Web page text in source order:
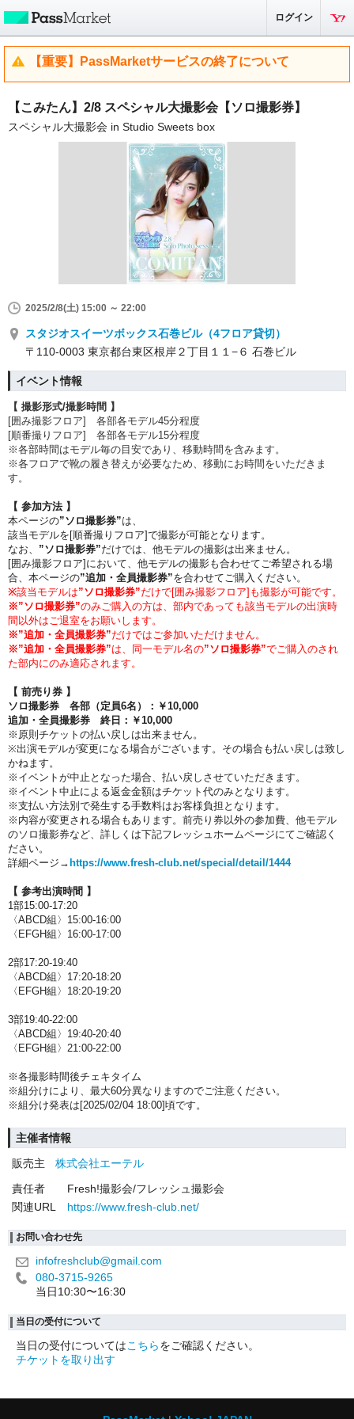
ログイン
【重要】PassMarketサービスの終了について
【こみたん】2/8 スペシャル大撮影会【ソロ撮影券】
スペシャル大撮影会 in Studio Sweets box
2025/2/8(土) 15:00 ～ 22:00
スタジオスイーツボックス石巻ビル（4フロア貸切）
〒110-0003 東京都台東区根岸２丁目１１−６ 石巻ビル
イベント情報
【 撮影形式/撮影時間 】
[囲み撮影フロア] 各部各モデル45分程度
[順番撮りフロア] 各部各モデル15分程度
※各部時間はモデル毎の目安であり、移動時間を含みます。
※各フロアで靴の履き替えが必要なため、移動にお時間をいただきま
す。
【 参加方法 】
本ページの”ソロ撮影券”は、
該当モデルを[順番撮りフロア]で撮影が可能となります。
なお、 ”ソロ撮影券”だけでは、他モデルの撮影は出来ません。
[囲み撮影フロア]において、他モデルの撮影も合わせてご希望される場
合、本ページの”追加・全員撮影券”を合わせてご購入ください。
※該当モデルは”ソロ撮影券”だけで[囲み撮影フロア]も撮影が可能です。
※”ソロ撮影券”のみご購入の方は、部内であっても該当モデルの出演時
間以外はご退室をお願いします。
※”追加・全員撮影券”だけではご参加いただけません。
※”追加・全員撮影券”は、同一モデル名の”ソロ撮影券”でご購入のされ
た部内にのみ適応されます。
【 前売り券 】
ソロ撮影券 各部（定員6名）： ￥10,000
追加・全員撮影券 終日：￥10,000
※原則チケットの払い戻しは出来ません。
※出演モデルが変更になる場合がございます。その場合も払い戻しは致し
かねます。
※イベントが中止となった場合、払い戻しさせていただきます。
※イベント中止による返金金額はチケット代のみとなります。
※支払い方法別で発生する手数料はお客様負担となります。
※内容が変更される場合もあります。前売り券以外の参加費、他モデル
のソロ撮影券など、詳しくは下記フレッシュホームページにてご確認く
ださい。
詳細ページ→ https://www.fresh-club.net/special/detail/1444
【 参考出演時間 】
1部15:00-17:20
〈ABCD組〉15:00-16:00
〈EFGH組〉16:00-17:00
2部17:20-19:40
〈ABCD組〉17:20-18:20
〈EFGH組〉18:20-19:20
3部19:40-22:00
〈ABCD組〉19:40-20:40
〈EFGH組〉21:00-22:00
※各撮影時間後チェキタイム
※組分けにより、最大60分異なりますのでご注意ください。
※組分け発表は[2025/02/04 18:00]頃です。
主催者情報
販売主
株式会社エーテル
責任者
Fresh!撮影会/フレッシュ撮影会
関連URL
https://www.fresh-club.net/
お問い合わせ先
infofreshclub@gmail.com
080-3715-9265
当日10:30〜16:30
当日の受付について
当日の受付についてはこちらをご確認ください。
チケットを取り出す